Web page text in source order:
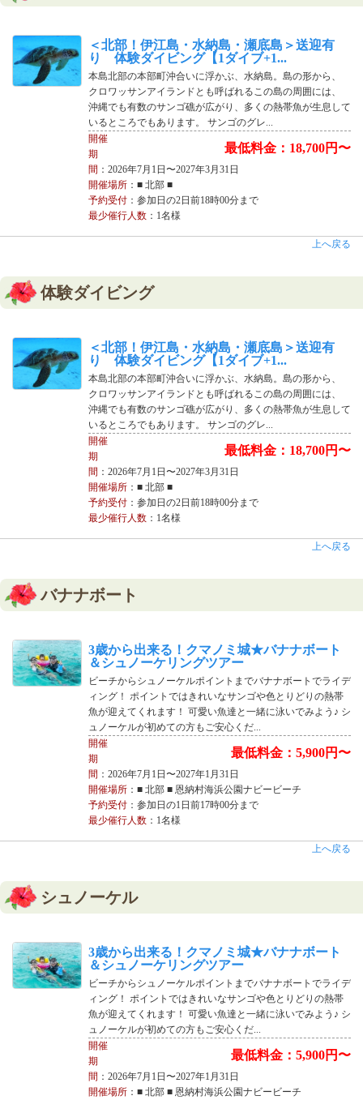
＜北部！伊江島・水納島・瀬底島＞送迎有
り 体験ダイビング【1ダイブ+1...
本島北部の本部町沖合いに浮かぶ、水納島。島の形から、
クロワッサンアイランドとも呼ばれるこの島の周囲には、
沖縄でも有数のサンゴ礁が広がり、多くの熱帯魚が生息して
いるところでもあります。 サンゴのグレ...
最低料金：18,700円〜
開催
期
間 ：2026年7月1日〜2027年3月31日
開催場所：■ 北部 ■
予約受付：参加日の2日前18時00分まで
最少催行人数：1名様
上へ戻る
体験ダイビング
＜北部！伊江島・水納島・瀬底島＞送迎有
り 体験ダイビング【1ダイブ+1...
本島北部の本部町沖合いに浮かぶ、水納島。島の形から、
クロワッサンアイランドとも呼ばれるこの島の周囲には、
沖縄でも有数のサンゴ礁が広がり、多くの熱帯魚が生息して
いるところでもあります。 サンゴのグレ...
最低料金：18,700円〜
開催
期
間 ：2026年7月1日〜2027年3月31日
開催場所：■ 北部 ■
予約受付：参加日の2日前18時00分まで
最少催行人数：1名様
上へ戻る
バナナボート
3歳から出来る！クマノミ城★バナナボート
＆シュノーケリングツアー
ビーチからシュノーケルポイントまでバナナボートでライデ
ィング！ ポイントではきれいなサンゴや色とりどりの熱帯
魚が迎えてくれます！ 可愛い魚達と一緒に泳いでみよう♪ シ
ュノーケルが初めての方もご安心くだ...
最低料金：5,900円〜
開催
期
間 ：2026年7月1日〜2027年1月31日
開催場所：■ 北部 ■ 恩納村海浜公園ナビービーチ
予約受付：参加日の1日前17時00分まで
最少催行人数：1名様
上へ戻る
シュノーケル
3歳から出来る！クマノミ城★バナナボート
＆シュノーケリングツアー
ビーチからシュノーケルポイントまでバナナボートでライデ
ィング！ ポイントではきれいなサンゴや色とりどりの熱帯
魚が迎えてくれます！ 可愛い魚達と一緒に泳いでみよう♪ シ
ュノーケルが初めての方もご安心くだ...
最低料金：5,900円〜
開催
期
間 ：2026年7月1日〜2027年1月31日
開催場所：■ 北部 ■ 恩納村海浜公園ナビービーチ